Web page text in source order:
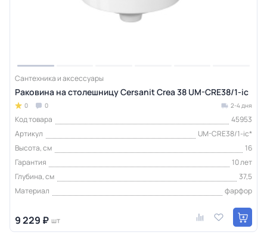
Сантехника и аксессуары
Раковина на столешницу Cersanit Crea 38 UM-CRE38/1-ic
0 0 2-4 дня
Код товара
45953
Артикул
UM-CRE38/1-ic*
Высота, см
16
Гарантия
10 лет
Глубина, см
37,5
Материал
фарфор
9 229 ₽ шт